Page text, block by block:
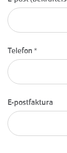
Telefon *
E-postfaktura